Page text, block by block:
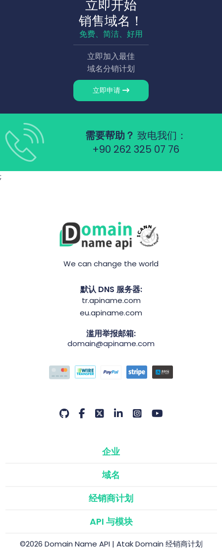
立即开始
销售域名！
免费、简洁、好用
立即加入最佳
域名分销计划
立即申请
需要帮助？ 致电我们：
+90 262 325 07 76
;
We can change the world
默认 DNS 服务器:
tr.apiname.com
eu.apiname.com
滥用举报邮箱:
domain@apiname.com
企业
域名
经销商计划
API 与模块
©2026 Domain Name API | Atak Domain 经销商计划